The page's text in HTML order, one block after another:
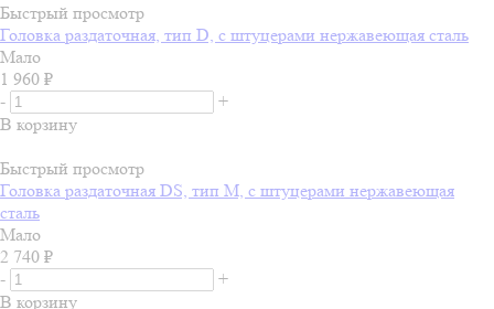
Быстрый просмотр
Головка раздаточная, тип D, с штуцерами нержавеющая сталь
Мало
1 960 ₽
-
+
В корзину
Быстрый просмотр
Головка раздаточная DS, тип M, с штуцерами нержавеющая
сталь
Мало
2 740 ₽
-
+
В корзину